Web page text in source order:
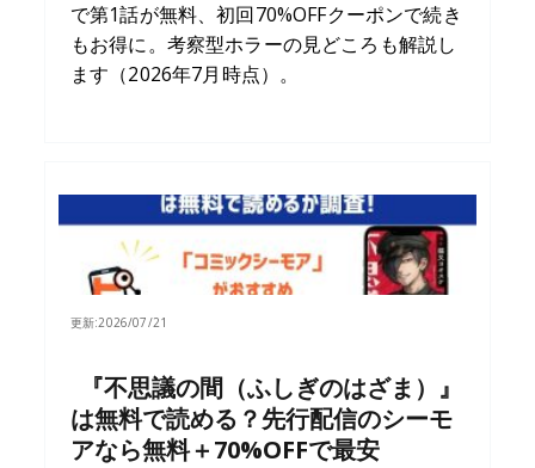
で第1話が無料、初回70%OFFクーポンで続き
もお得に。考察型ホラーの見どころも解説し
ます（2026年7月時点）。
『不思議の間（ふしぎのはざま）』
は無料で読める？先行配信のシーモ
アなら無料＋70%OFFで最安
更新:2026/07/21